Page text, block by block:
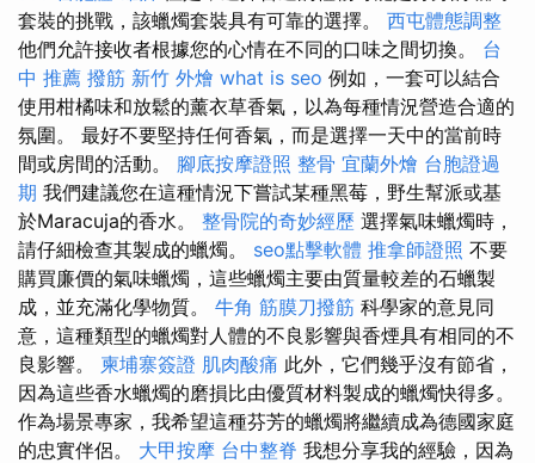
套裝的挑戰，該蠟燭套裝具有可靠的選擇。 西屯體態調整
他們允許接收者根據您的心情在不同的口味之間切換。 台
中 推薦 撥筋 新竹 外燴 what is seo 例如，一套可以結合
使用柑橘味和放鬆的薰衣草香氣，以為每種情況營造合適的
氛圍。 最好不要堅持任何香氣，而是選擇一天中的當前時
間或房間的活動。 腳底按摩證照 整骨 宜蘭外燴 台胞證過
期 我們建議您在這種情況下嘗試某種黑莓，野生幫派或基
於Maracuja的香水。 整骨院的奇妙經歷 選擇氣味蠟燭時，
請仔細檢查其製成的蠟燭。 seo點擊軟體 推拿師證照 不要
購買廉價的氣味蠟燭，這些蠟燭主要由質量較差的石蠟製
成，並充滿化學物質。 牛角 筋膜刀撥筋 科學家的意見同
意，這種類型的蠟燭對人體的不良影響與香煙具有相同的不
良影響。 柬埔寨簽證 肌肉酸痛 此外，它們幾乎沒有節省，
因為這些香水蠟燭的磨損比由優質材料製成的蠟燭快得多。
作為場景專家，我希望這種芬芳的蠟燭將繼續成為德國家庭
的忠實伴侶。 大甲按摩 台中整脊 我想分享我的經驗，因為